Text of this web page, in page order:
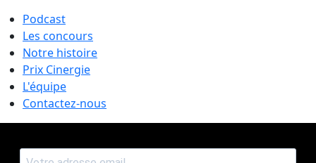
Podcast
Les concours
Notre histoire
Prix Cinergie
L'équipe
Contactez-nous